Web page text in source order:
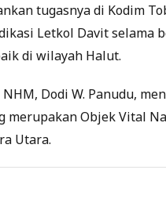
tugasnya di Kodim
Letkol Davit selama
di wilayah Halut.
Dodi W. Panudu,
merupakan Objek Vital
Utara.